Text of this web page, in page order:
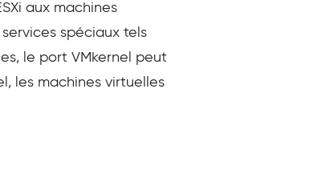
aux machines
spéciaux tels
le port VMkernel peut
les machines virtuelles